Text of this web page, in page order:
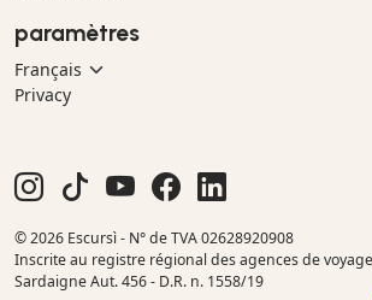
paramètres
Privacy
© 2026 Escursì - N° de TVA 02628920908
Inscrite au registre régional des agences de
Sardaigne Aut. 456 - D.R. n. 1558/19